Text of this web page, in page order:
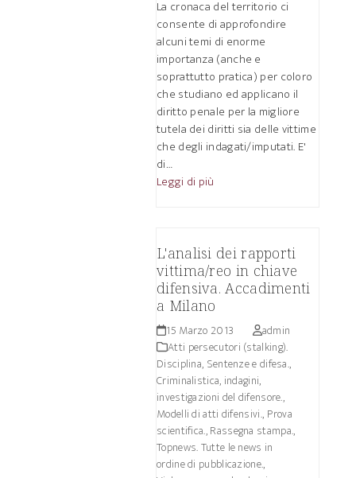
La cronaca del territorio ci
consente di approfondire
alcuni temi di enorme
importanza (anche e
soprattutto pratica) per coloro
che studiano ed applicano il
diritto penale per la migliore
tutela dei diritti sia delle vittime
che degli indagati/imputati. E'
di…
Leggi di più
L'analisi dei rapporti
vittima/reo in chiave
difensiva. Accadimenti
a Milano
15 Marzo 2013
admin
Atti persecutori (stalking).
Disciplina, Sentenze e difesa.,
Criminalistica, indagini,
investigazioni del difensore.,
Modelli di atti difensivi., Prova
scientifica.,Rassegna stampa.,
Topnews. Tutte le news in
ordine di pubblicazione.,